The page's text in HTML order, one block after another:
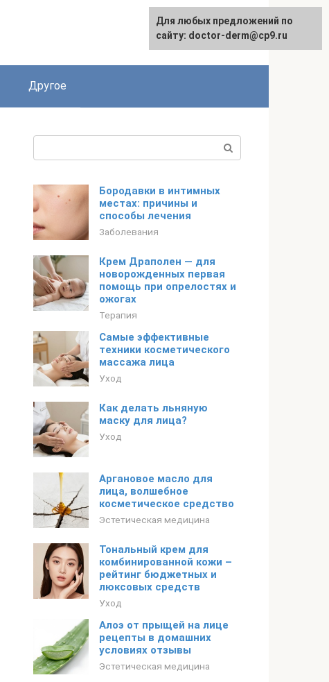
Другое
Бородавки в интимных
местах: причины и
способы лечения
Заболевания
Крем Драполен — для
новорожденных первая
помощь при опрелостях и
ожогах
Терапия
Самые эффективные
техники косметического
массажа лица
Уход
Как делать льняную
маску для лица?
Уход
Аргановое масло для
лица, волшебное
косметическое средство
Эстетическая медицина
Тональный крем для
комбинированной кожи –
рейтинг бюджетных и
люксовых средств
Уход
Алоэ от прыщей на лице
рецепты в домашних
условиях отзывы
Эстетическая медицина
Для любых предложений по
сайту: doctor-derm@cp9.ru